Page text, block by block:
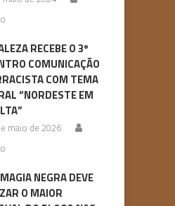
RECEBE O 3º
COMUNICAÇÃO
COM TEMA
“NORDESTE EM
maio de 2026
NEGRA DEVE
O MAIOR